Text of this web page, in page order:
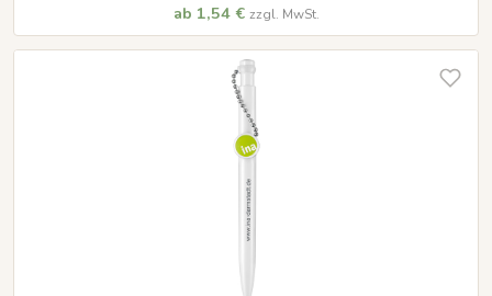
Großraummine UltraMindestbestellmenge 500 Stück
ab 1,54 € zzgl. MwSt.